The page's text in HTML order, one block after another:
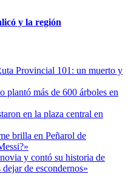
Provincial 101: un muerto y
más de 600 árboles en
en la plaza central en
brilla en Peñarol de
y contó su historia de
de escondernos»